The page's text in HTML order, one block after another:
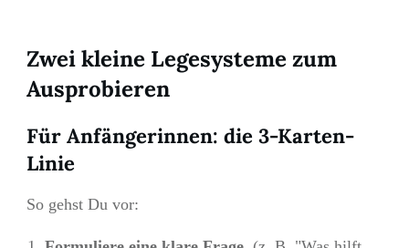
Zwei kleine Legesysteme zum
Ausprobieren
Für Anfängerinnen: die 3-Karten-
Linie
So gehst Du vor: